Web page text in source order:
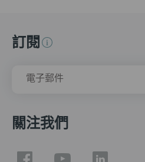
訂閱
電子郵件
關注我們